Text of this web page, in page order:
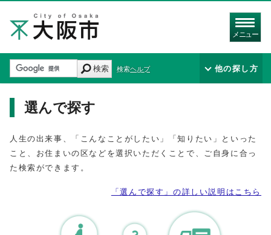
メニュー
検索 検索ヘルプ 他の探し方
選んで探す
人生の出来事、「こんなことがしたい」「知りたい」といった
こと、お住まいの区などを選択いただくことで、ご自身に合っ
た検索ができます。
「選んで探す」の詳しい説明はこちら